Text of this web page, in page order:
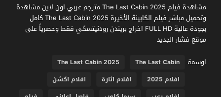
مشاهدة فيلم The Last Cabin 2025 مترجم عربي اون لاين مشاهدة
وتحميل مباشر فيلم الكابينة الأخيرة The Last Cabin 2025 كامل
بجودة عالية FULL HD اخراج بريندن رودنيتسكي فقط وحصرياً على
موقع فشار الجديد
اوسمة
The Last Cabin
The Last Cabin 2025
افلام 2025
افلام اثارة
افلام اكشن